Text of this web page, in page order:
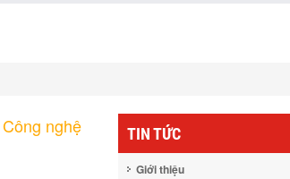
nghệ
TIN TỨC
Giới thiệu